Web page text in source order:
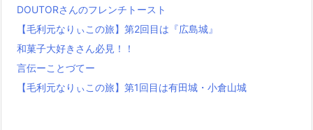
DOUTORさんのフレンチトースト
【毛利元なりぃこの旅】第2回目は『広島城』
和菓子大好きさん必見！！
言伝ーことづてー
【毛利元なりぃこの旅】第1回目は有田城・小倉山城